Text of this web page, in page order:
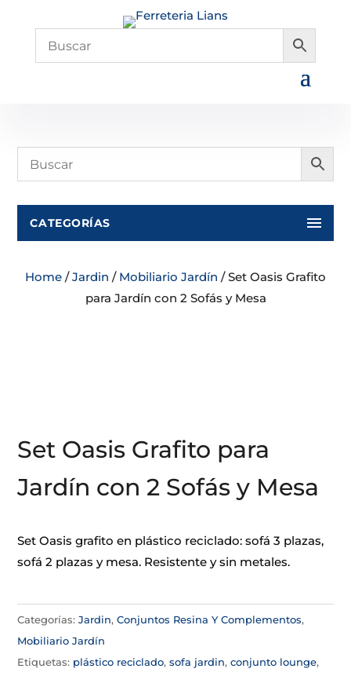
CATEGORÍAS
Home /Jardin / Mobiliario Jardín / Set Oasis Grafito
para Jardín con 2 Sofás y Mesa
Set Oasis Grafito para
Jardín con 2 Sofás y Mesa
Set Oasis grafito en plástico reciclado: sofá 3 plazas,
sofá 2 plazas y mesa. Resistente y sin metales.
Categorías:Jardin,Conjuntos Resina Y Complementos,
Mobiliario Jardín
Etiquetas: plástico reciclado,sofa jardin,conjunto lounge,